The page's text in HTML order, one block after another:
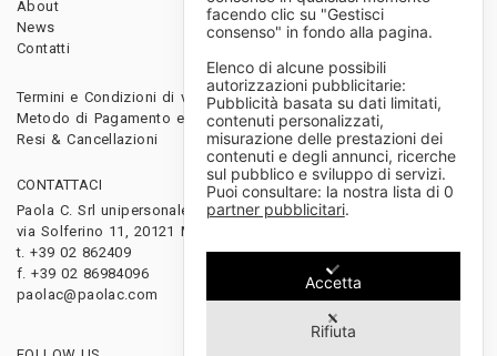
About
News
Contatti
Termini e Condizioni di vendita
Metodo di Pagamento e Spedizioni
Resi & Cancellazioni
CONTATTACI
Paola C. Srl unipersonale
via Solferino 11, 20121 Milano, Italy
t. +39 02 862409
f. +39 02 86984096
paolac@paolac.com
facendo clic su "Gestisci
consenso" in fondo alla pagina.
Elenco di alcune possibili
autorizzazioni pubblicitarie:
Pubblicità basata su dati limitati,
contenuti personalizzati,
misurazione delle prestazioni dei
contenuti e degli annunci, ricerche
sul pubblico e sviluppo di servizi.
Puoi consultare: la nostra lista di 0
partner pubblicitari.
Accetta
Rifiuta